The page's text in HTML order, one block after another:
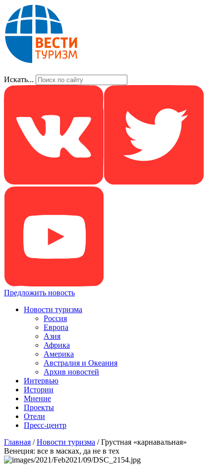
Искать...
Предложить новость
Новости туризма
Россия
Европа
Азия
Африка
Америка
Австралия и Океания
Архив новостей
Интервью
Истории
Мнение
Проекты
Отели
Пресс-центр
Главная /Новости туризма /Грустная «карнавальная»
Венеция: все в масках, да не в тех